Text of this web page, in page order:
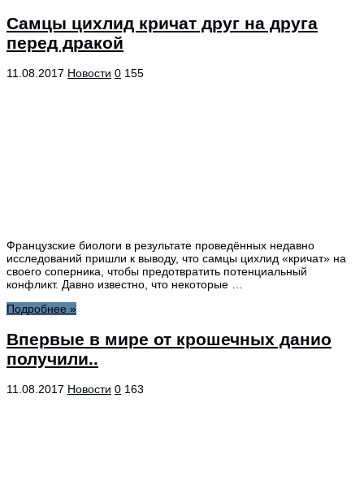
Самцы цихлид кричат друг на друга
перед дракой
11.08.2017 Новости 0 155
Французские биологи в результате проведённых недавно
исследований пришли к выводу, что самцы цихлид «кричат» на
своего соперника, чтобы предотвратить потенциальный
конфликт. Давно известно, что некоторые …
Подробнее »
Впервые в мире от крошечных данио
получили..
11.08.2017 Новости 0 163